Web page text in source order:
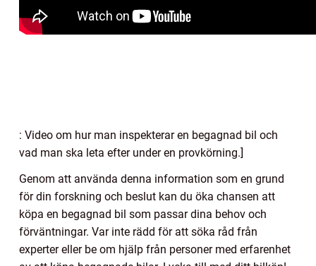
: Video om hur man inspekterar en begagnad bil och
vad man ska leta efter under en provkörning.]
Genom att använda denna information som en grund
för din forskning och beslut kan du öka chansen att
köpa en begagnad bil som passar dina behov och
förväntningar. Var inte rädd för att söka råd från
experter eller be om hjälp från personer med erfarenhet